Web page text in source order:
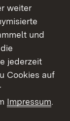
weiter
und
jederzeit
Cookies auf
Impressum.